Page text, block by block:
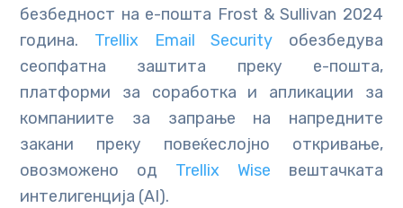
безбедност на е-пошта Frost & Sullivan 2024
година. Trellix Email Security обезбедува
сеопфатна заштита преку е-пошта,
платформи за соработка и апликации за
компаниите за запрање на напредните
закани преку повеќеслојно откривање,
овозможено од Trellix Wise вештачката
интелигенција (AI).